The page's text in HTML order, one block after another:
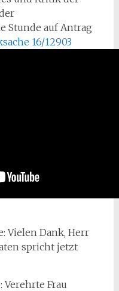
Stunde auf Antrag
16/12903
Vielen Dank, Herr
spricht jetzt
Verehrte Frau